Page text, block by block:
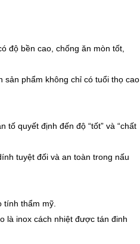
độ bền cao, chống ăn mòn tốt,
phẩm không chỉ có tuổi thọ cao
quyết định đến độ “tốt” và “chất
tuyệt đối và an toàn trong nấu
thẩm mỹ.
là inox cách nhiệt được tán đinh